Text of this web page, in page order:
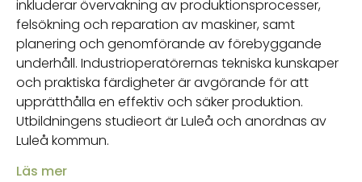
inkluderar övervakning av produktionsprocesser,
felsökning och reparation av maskiner, samt
planering och genomförande av förebyggande
underhåll. Industrioperatörernas tekniska kunskaper
och praktiska färdigheter är avgörande för att
upprätthålla en effektiv och säker produktion.
Utbildningens studieort är Luleå och anordnas av
Luleå kommun.
Läs mer